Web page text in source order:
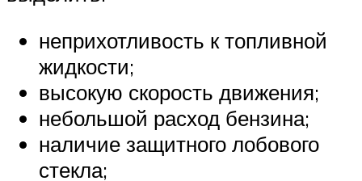
неприхотливость к топливной
жидкости;
высокую скорость движения;
небольшой расход бензина;
наличие защитного лобового
стекла;